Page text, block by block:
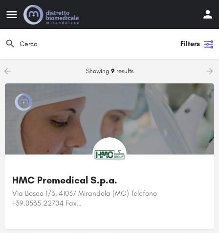
Filters
Showing 9results
HMC Premedical S.p.a.
Via Bosco 1/3, 41037 Mirandola (MO) Telefono
+39.0535.22704 Fax…